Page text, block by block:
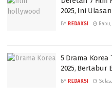
2025, Ini
BY REDAKSI
5 Drama Korea
2025, Bertabur
BY REDAKSI